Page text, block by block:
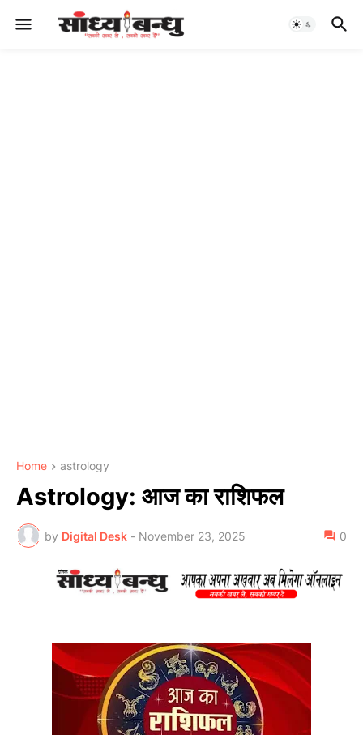
Home astrology
Astrology: आज का राशिफल
by Digital Desk - November 23, 2025 0